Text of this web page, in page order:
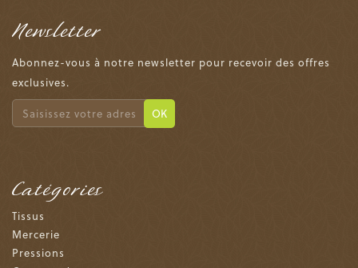
Newsletter
Abonnez-vous à notre newsletter pour recevoir des offres
exclusives.
OK
Catégories
Tissus
Mercerie
Pressions